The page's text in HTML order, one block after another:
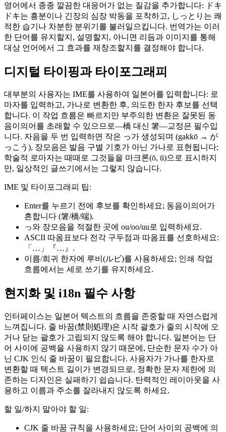
영어에서 종종 깔끔한 대응어가 없는 질감을 추가합니다: ドキ
ドキ는 흥분이나 긴장의 심장 박동을 포착하고, しっとり는 쾌
적한 습기나 차분한 분위기를 불러일으킵니다. 번역가는 이러
한 단어를 유지할지, 설명할지, 아니면 리듬과 이미지를 통해
대상 언어에서 그 효과를 재창조할지를 결정해야 합니다.
디지털 타이핑과 타이포그래피
대부분의 사용자는 IME를 사용하여 일본어를 입력합니다: 로
마자를 입력하고, 가나로 변환한 후, 의도한 한자 후보를 선택
합니다. 이 작업 흐름은 빠르지만 부주의한 변환은 잘못된 동
음이의어를 초래할 수 있으므로—橋 대신 箸—교정은 필수입
니다. 자음을 두 번 입력하면 작은 っ가 생성되며 (gakkō → が
っこう), 장모음은 발음 구별 기호가 아닌 가나로 표현됩니다;
학술적 로마자는 때때로 그것들을 마크론(ō, ū)으로 표시하지
만, 일상적인 글쓰기에서는 그렇지 않습니다.
IME 및 타이포그래피 팁:
Enter를 누르기 전에 후보를 확인하세요; 동음이의어가
흔합니다 (箸/橋/端).
っ와 장모음을 적절한 곳에 ou/oo/uu로 입력하세요.
ASCII 따옴표보다 전각 구두점과 따옴표를 선호하세요:
「…」『…』.
이름/희귀 한자에 루비(ルビ)를 사용하세요; 인쇄 작업
흐름에서는 세로 쓰기를 유지하세요.
현지화 및 i18n 필수 사항
인터페이스는 일본어 텍스트의 흐름을 존중할 때 자연스럽게
느껴집니다. 줄 바꿈(禁則処理)은 시작 괄호가 줄의 시작에 오
거나 닫는 괄호가 고립되지 않도록 해야 합니다. 일본어는 단
어 사이에 공백을 사용하지 않기 때문에, 단순한 문자 수가 아
닌 CJK 인식 줄 바꿈이 필요합니다. 사용자가 가나를 한자로
변환할 때 텍스트 길이가 변경되므로, 정확한 문자 제한에 의
존하는 디자인은 실패하기 쉽습니다. 탄력적인 레이아웃을 사
용하고 이름과 주소를 잘라내지 않도록 하세요.
할 일/하지 말아야 할 일:
CJK 줄 바꿈 규칙을 사용하세요; 단어 사이의 공백에 의